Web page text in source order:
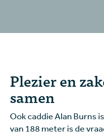
Plezier en
samen
Ook caddie Alan Burns
van 188 meter is de